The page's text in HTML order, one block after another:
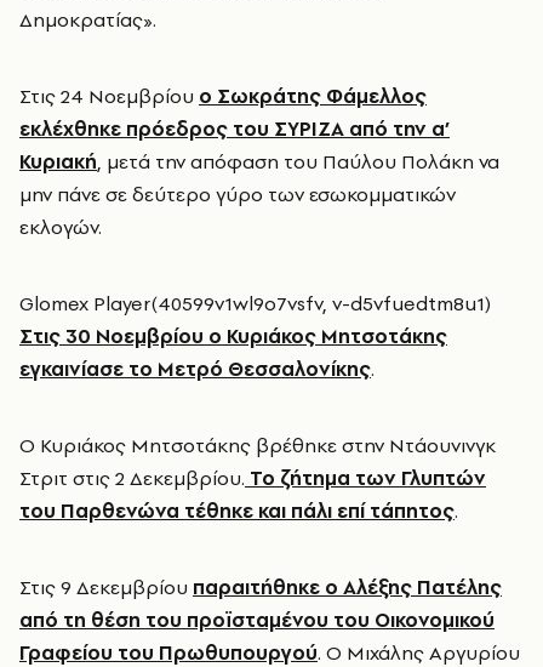
Δημοκρατίας».
Στις 24 Νοεμβρίου ο Σωκράτης Φάμελλος
εκλέχθηκε πρόεδρος του ΣΥΡΙΖΑ από την α’
Κυριακή, μετά την απόφαση του Παύλου Πολάκη να
μην πάνε σε δεύτερο γύρο των εσωκομματικών
εκλογών.
Glomex Player(40599v1wl9o7vsfv, v-d5vfuedtm8u1)
Στις 30 Νοεμβρίου ο Κυριάκος Μητσοτάκης
εγκαινίασε το Μετρό Θεσσαλονίκης.
Ο Κυριάκος Μητσοτάκης βρέθηκε στην Ντάουνινγκ
Στριτ στις 2 Δεκεμβρίου. Το ζήτημα των Γλυπτών
του Παρθενώνα τέθηκε και πάλι επί τάπητος.
Στις 9 Δεκεμβρίου παραιτήθηκε ο Αλέξης Πατέλης
από τη θέση του προϊσταμένου του Οικονομικού
Γραφείου του Πρωθυπουργού. Ο Μιχάλης Αργυρίου